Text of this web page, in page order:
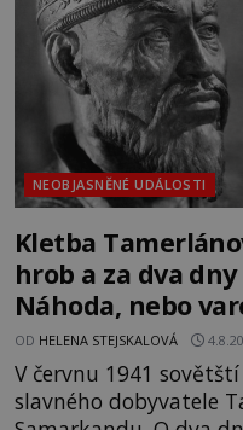
NEOBJASNĚNÉ UDÁLOSTI
Kletba
hrob a za dva dny
Náhoda, nebo
OD HELENA STEJSKALOVÁ
V červnu 1941
slavného dobyvatele